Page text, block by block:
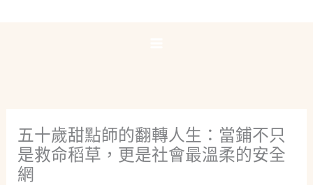
五十歲甜點師的翻轉人生：當鋪不只
是救命稻草，更是社會最溫柔的安全
網